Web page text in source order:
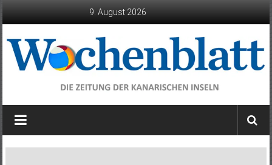
9. August 2026
Wochenblatt
die